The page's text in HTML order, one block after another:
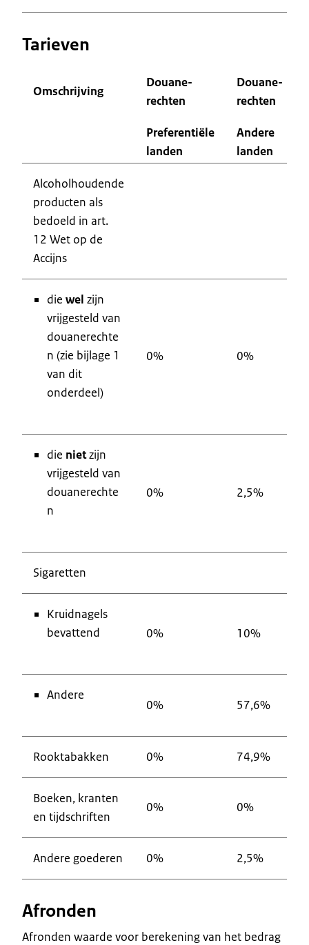
Tarieven
Omschrijving
Douane-
rechten
Douane-
rechten
Preferentiële
landen
Andere
landen
Alcoholhoudende
producten als
bedoeld in art.
12 Wet op de
Accijns
die wel zijn
vrijgesteld van
douanerechte
n (zie bijlage 1
van dit
onderdeel)
0% 0%
die nietzijn
vrijgesteld van
douanerechte
n
0% 2,5%
Sigaretten
Kruidnagels
bevattend
0% 10%
Andere
0% 57,6%
Rooktabakken 0% 74,9%
Boeken, kranten
en tijdschriften
0% 0%
Andere goederen 0% 2,5%
Afronden
Afronden waarde voor berekening van het bedrag